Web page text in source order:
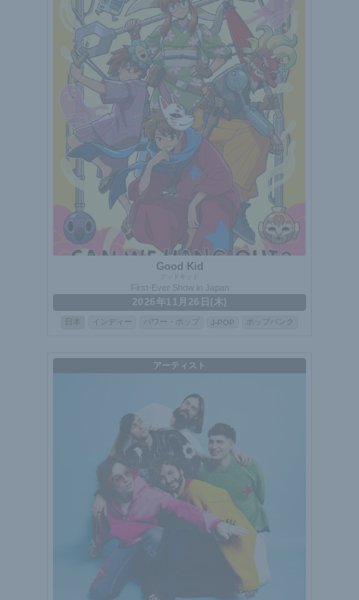
Good Kid
First-Ever Show in Japan
2026年11月26日(木)
インディー パワー・ポップ J-POP ポップパンク
アーティスト